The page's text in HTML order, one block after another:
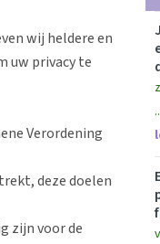
wij heldere en
uw privacy te
Verordening
deze doelen
zijn voor de